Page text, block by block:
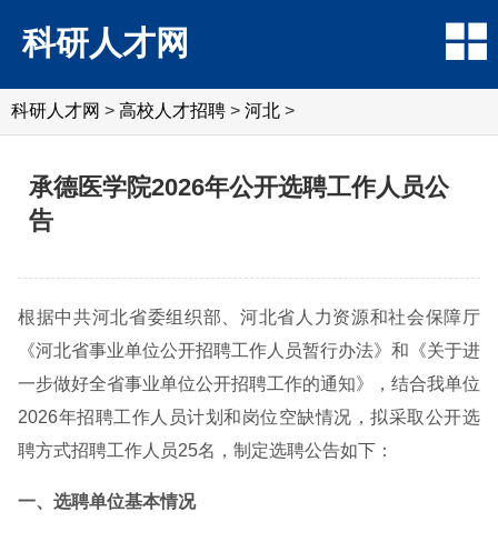
科研人才网
科研人才网 > 高校人才招聘 > 河北 >
承德医学院2026年公开选聘工作人员公
告
根据中共河北省委组织部、河北省人力资源和社会保障厅
《河北省事业单位公开招聘工作人员暂行办法》和《关于进
一步做好全省事业单位公开招聘工作的通知》，结合我单位
2026年招聘工作人员计划和岗位空缺情况，拟采取公开选
聘方式招聘工作人员25名，制定选聘公告如下：
一、选聘单位基本情况